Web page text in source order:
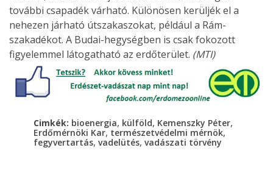
további csapadék várható. Különösen kerüljék el a
nehezen járható útszakaszokat, például a Rám-
szakadékot. A Budai-hegységben is csak fokozott
figyelemmel látogatható az erdőterület. (MTI)
Cimkék: bioenergia, külföld, Kemenszky Péter,
Erdőmérnöki Kar, természetvédelmi mérnök,
fegyvertartás, vadelütés, vadászati törvény